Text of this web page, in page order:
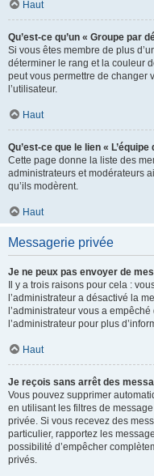
Haut
Qu’est-ce qu’un « Groupe par
Si vous êtes membre de plus
déterminer le rang et la couleur
peut vous permettre de changer
l’utilisateur.
Haut
Qu’est-ce que le lien «
Cette page donne la liste des
administrateurs et modérateurs
qu’ils modèrent.
Haut
Messagerie privée
Je ne peux pas envoyer de
Il y a trois raisons pour cela :
l’administrateur a désactivé la
l’administrateur vous a
l’administrateur pour plus
Haut
Je reçois sans arrêt des
Vous pouvez supprimer
en utilisant les filtres de
privée. Si vous recevez des
particulier, rapportez les
possibilité d’empêcher
privés.